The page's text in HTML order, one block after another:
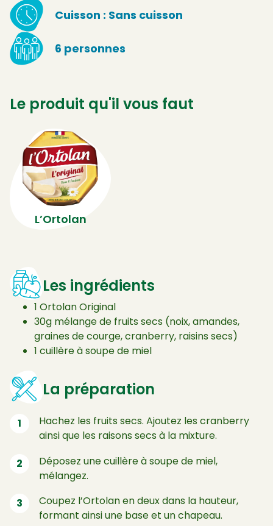
Cuisson : Sans cuisson
6 personnes
Le produit qu'il vous faut
L’Ortolan
Les ingrédients
1 Ortolan Original
30g mélange de fruits secs (noix, amandes,
graines de courge, cranberry, raisins secs)
1 cuillère à soupe de miel
La préparation
Hachez les fruits secs. Ajoutez les cranberry
ainsi que les raisons secs à la mixture.
Déposez une cuillère à soupe de miel,
mélangez.
Coupez l’Ortolan en deux dans la hauteur,
formant ainsi une base et un chapeau.